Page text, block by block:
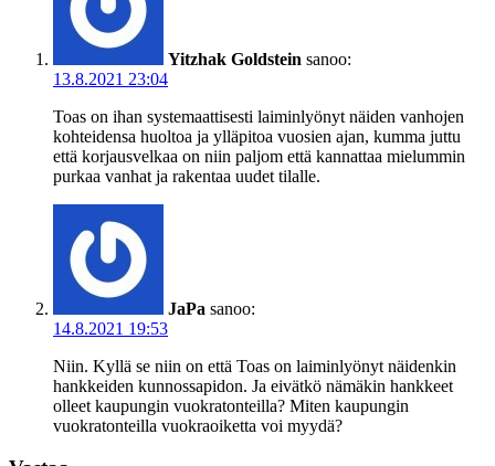
Yitzhak Goldstein sanoo:
13.8.2021 23:04
Toas on ihan systemaattisesti laiminlyönyt näiden vanhojen
kohteidensa huoltoa ja ylläpitoa vuosien ajan, kumma juttu
että korjausvelkaa on niin paljom että kannattaa mielummin
purkaa vanhat ja rakentaa uudet tilalle.
JaPa sanoo:
14.8.2021 19:53
Niin. Kyllä se niin on että Toas on laiminlyönyt näidenkin
hankkeiden kunnossapidon. Ja eivätkö nämäkin hankkeet
olleet kaupungin vuokratonteilla? Miten kaupungin
vuokratonteilla vuokraoiketta voi myydä?